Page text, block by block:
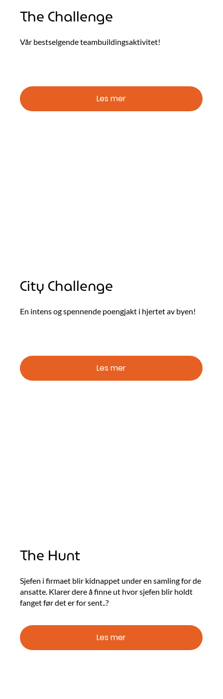
The Challenge
Vår bestselgende teambuildingsaktivitet!
Les mer
City Challenge
En intens og spennende poengjakt i hjertet av byen!
Les mer
The Hunt
Sjefen i firmaet blir kidnappet under en samling for de
ansatte. Klarer dere å finne ut hvor sjefen blir holdt
fanget før det er for sent..?
Les mer